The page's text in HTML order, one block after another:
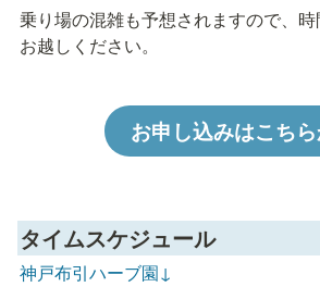
乗り場の混雑も予想されますので、
お越しください。
お申し込みはこち
タイムスケジュール
神戸布引ハーブ園↓